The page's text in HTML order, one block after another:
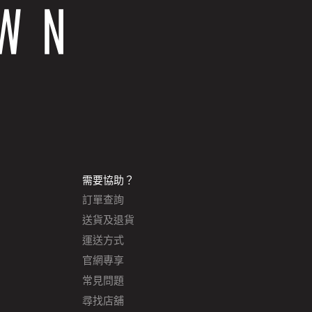
需要協助？
訂單查詢
送貨及退貨
運送方式
官網專享
常見問題
尋找店舖